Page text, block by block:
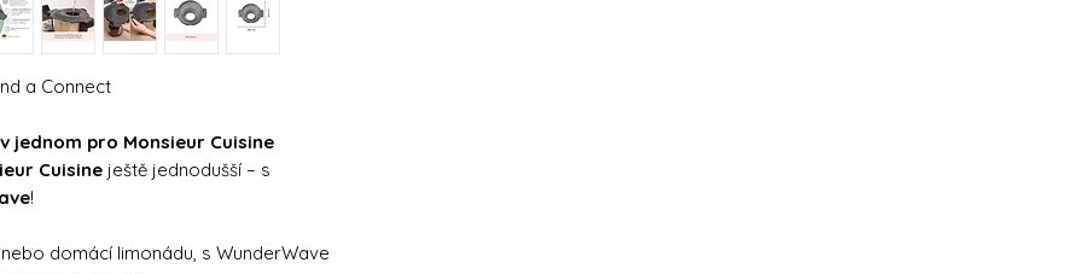
a Connect
jednom pro Monsieur Cuisine
Cuisine ještě jednodušší – s
!
domácí limonádu, s WunderWave